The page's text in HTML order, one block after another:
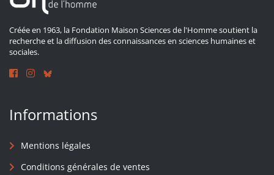
Créée en 1963, la Fondation Maison Sciences de l'Homme soutient la
recherche et la diffusion des connaissances en sciences humaines et
sociales.
Informations
Mentions légales
Conditions générales de ventes